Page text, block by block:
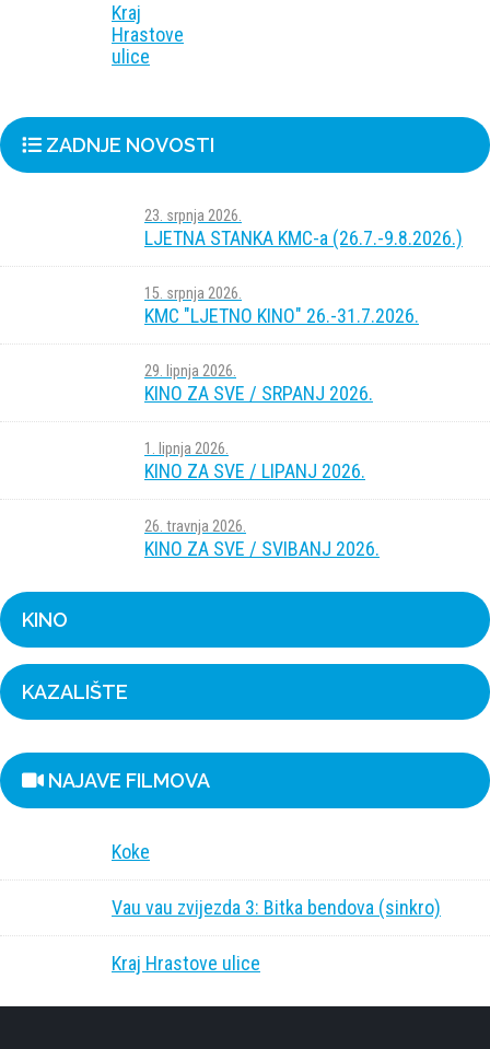
Kraj
Hrastove
ulice
ZADNJE NOVOSTI
23. srpnja 2026.
LJETNA STANKA KMC-a (26.7.-9.8.2026.)
15. srpnja 2026.
KMC "LJETNO KINO" 26.-31.7.2026.
29. lipnja 2026.
KINO ZA SVE / SRPANJ 2026.
1. lipnja 2026.
KINO ZA SVE / LIPANJ 2026.
26. travnja 2026.
KINO ZA SVE / SVIBANJ 2026.
KINO
KAZALIŠTE
NAJAVE FILMOVA
Koke
Vau vau zvijezda 3: Bitka bendova (sinkro)
Kraj Hrastove ulice